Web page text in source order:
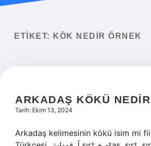
Yasal Uyarı
ETIKET: KÖK NEDIR ÖRNEK
ARKADAŞ KÖKÜ NEDIR
Tarih: Ekim 13, 2024
Arkadaş kelimesinin kökü isim mi